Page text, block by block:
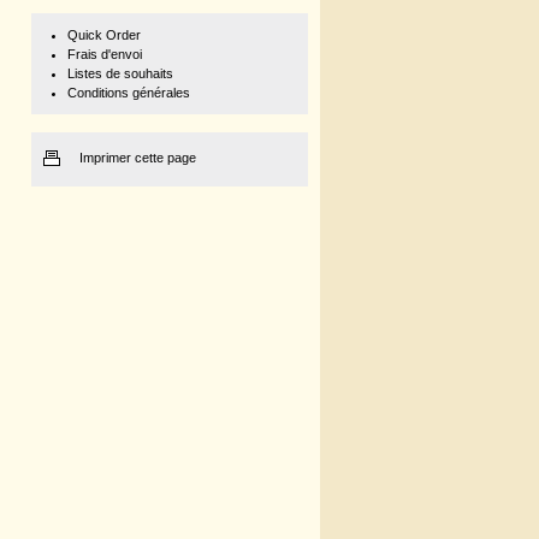
Quick Order
Frais d'envoi
Listes de souhaits
Conditions générales
Imprimer cette page